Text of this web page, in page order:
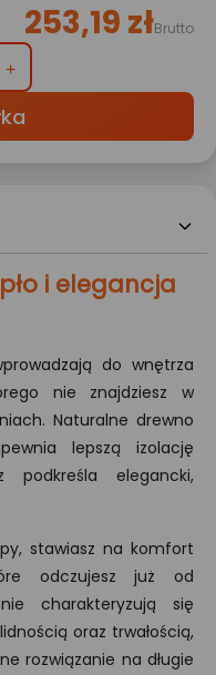
253,19 złBrutto
i elegancja
do wnętrza
nie znajdziesz w
Naturalne drewno
lepszą izolację
elegancki,
stawiasz na komfort
odczujesz już od
charakteryzują się
oraz trwałością,
rozwiązanie na długie